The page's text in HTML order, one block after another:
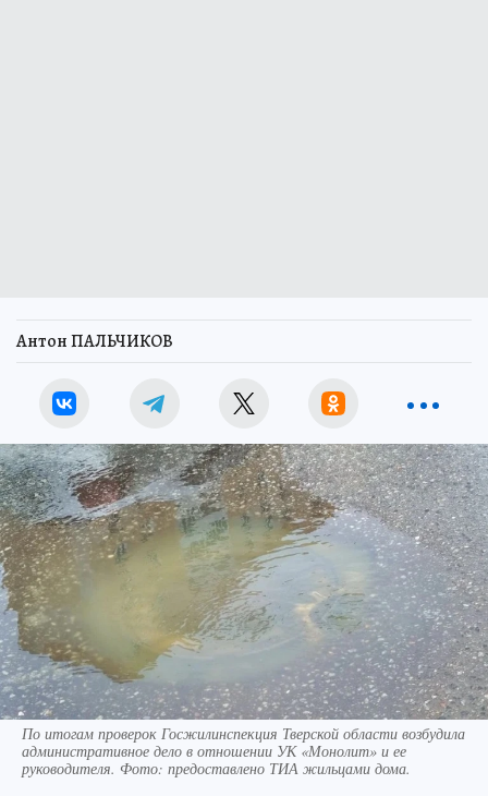
Антон ПАЛЬЧИКОВ
По итогам проверок Госжилинспекция Тверской области возбудила
административное дело в отношении УК «Монолит» и ее
руководителя. Фото: предоставлено ТИА жильцами дома.